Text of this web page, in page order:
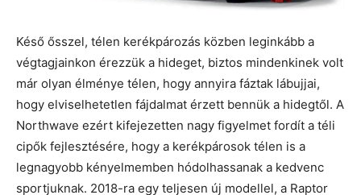
Késő ősszel, télen kerékpározás közben leginkább a
végtagjainkon érezzük a hideget, biztos mindenkinek volt
már olyan élménye télen, hogy annyira fáztak lábujjai,
hogy elviselhetetlen fájdalmat érzett bennük a hidegtől. A
Northwave ezért kifejezetten nagy figyelmet fordít a téli
cipők fejlesztésére, hogy a kerékpárosok télen is a
legnagyobb kényelmemben hódolhassanak a kedvenc
sportjuknak. 2018-ra egy teljesen új modellel, a Raptor